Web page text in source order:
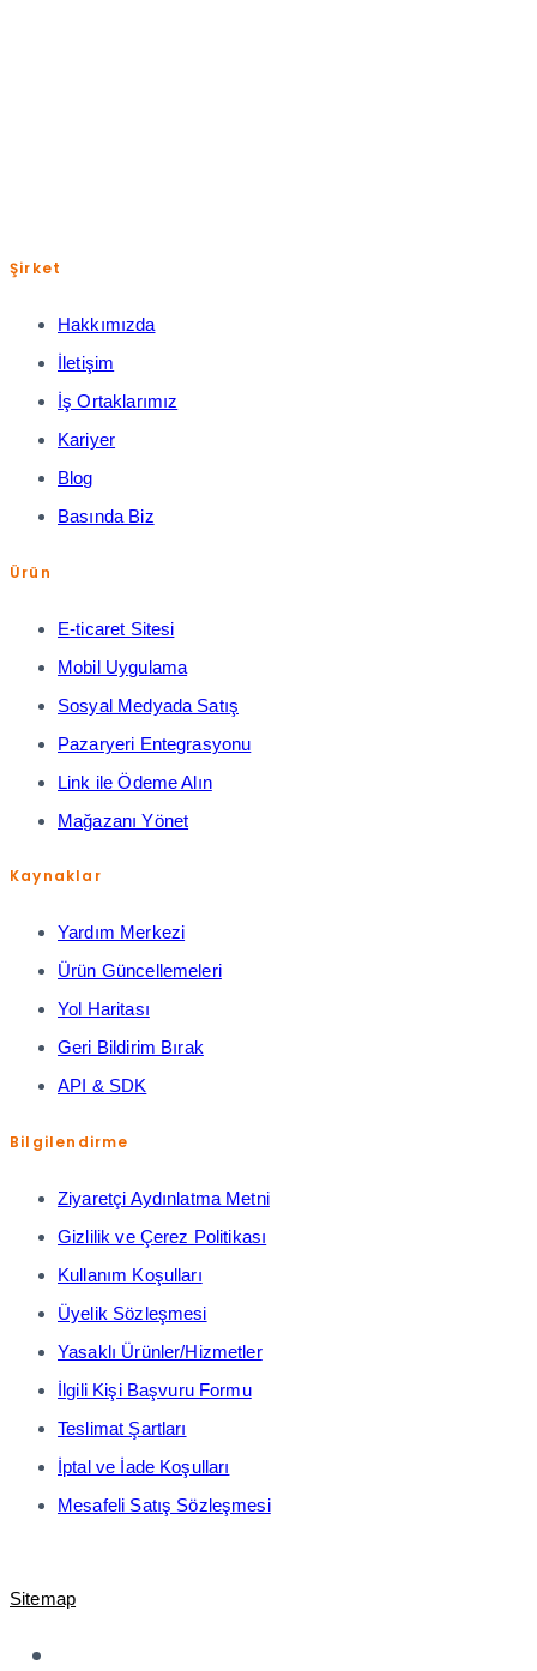
Şirket
Hakkımızda
İletişim
İş Ortaklarımız
Kariyer
Blog
Basında Biz
Ürün
E-ticaret Sitesi
Mobil Uygulama
Sosyal Medyada Satış
Pazaryeri Entegrasyonu
Link ile Ödeme Alın
Mağazanı Yönet
Kaynaklar
Yardım Merkezi
Ürün Güncellemeleri
Yol Haritası
Geri Bildirim Bırak
API & SDK
Bilgilendirme
Ziyaretçi Aydınlatma Metni
Gizlilik ve Çerez Politikası
Kullanım Koşulları
Üyelik Sözleşmesi
Yasaklı Ürünler/Hizmetler
İlgili Kişi Başvuru Formu
Teslimat Şartları
İptal ve İade Koşulları
Mesafeli Satış Sözleşmesi
Sitemap